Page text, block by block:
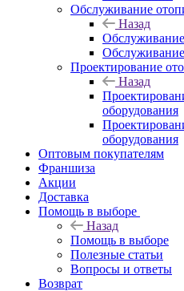
Обслуживание
Назад
Проектирование
Назад
оборудования
оборудования
Оптовым покупателям
Франшиза
Акции
Доставка
Помощь в выборе
Назад
Помощь в выборе
Полезные статьи
Вопросы и ответы
Возврат